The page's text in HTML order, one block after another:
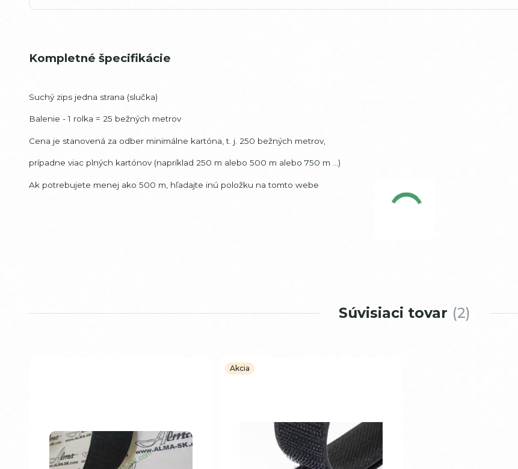
Kompletné špecifikácie
Suchý zips jedna strana (slučka)
Balenie - 1 rolka = 25 bežných metrov
Cena je stanovená za odber minimálne kartóna, t. j. 250 bežných metrov,
prípadne viac plných kartónov (napríklad 250 m alebo 500 m alebo 750 m ...)
Ak potrebujete menej ako 500 m, hľadajte inú položku na tomto webe
Súvisiaci tovar 2
Akcia